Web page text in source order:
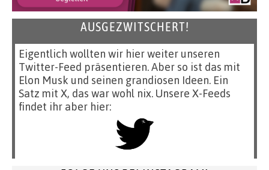
AUSGEZWITSCHERT!
Eigentlich wollten wir hier weiter unseren
Twitter-Feed präsentieren. Aber so ist das mit
Elon Musk und seinen grandiosen Ideen. Ein
Satz mit X, das war wohl nix. Unsere X-Feeds
findet ihr aber hier: